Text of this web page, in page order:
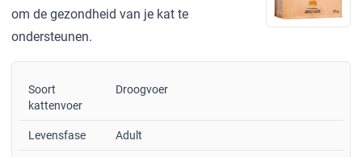
om de gezondheid van je kat te
ondersteunen.
Soort
kattenvoer
Droogvoer
Levensfase Adult